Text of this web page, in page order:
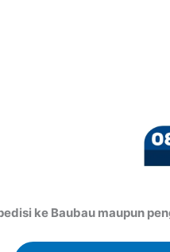
ke Baubau maupun